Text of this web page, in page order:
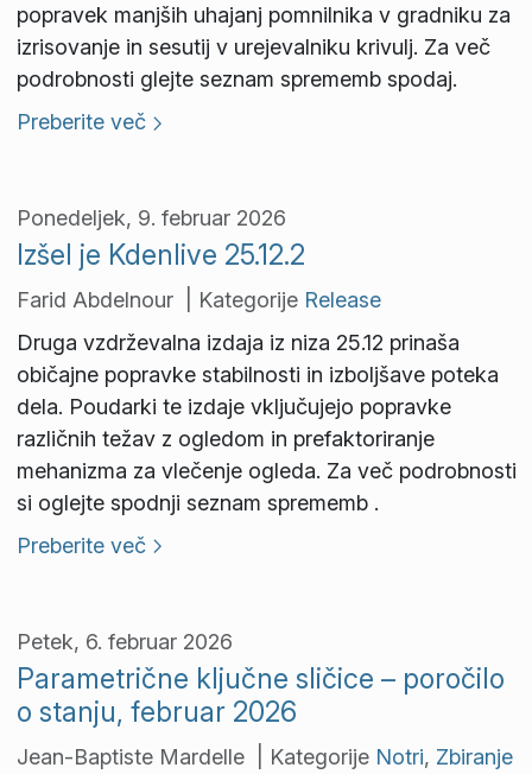
popravek manjših uhajanj pomnilnika v gradniku za
izrisovanje in sesutij v urejevalniku krivulj. Za več
podrobnosti glejte seznam sprememb spodaj.
Preberite več
Ponedeljek, 9. februar 2026
Izšel je Kdenlive 25.12.2
Farid Abdelnour | Kategorije Release
Druga vzdrževalna izdaja iz niza 25.12 prinaša
običajne popravke stabilnosti in izboljšave poteka
dela. Poudarki te izdaje vključujejo popravke
različnih težav z ogledom in prefaktoriranje
mehanizma za vlečenje ogleda. Za več podrobnosti
si oglejte spodnji seznam sprememb .
Preberite več
Petek, 6. februar 2026
Parametrične ključne sličice – poročilo
o stanju, februar 2026
Jean-Baptiste Mardelle | Kategorije Notri, Zbiranje